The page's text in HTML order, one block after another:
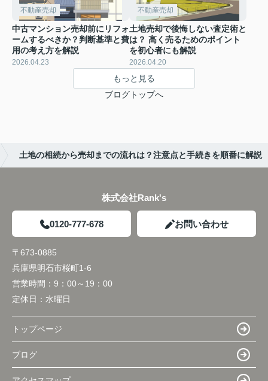
不動産売却
中古マンション売却前にリフォ
ームするべきか？判断基準と費
用の考え方を解説
2026.04.23
不動産売却
土地売却で後悔しない査定術と
は？ 高く売るためのポイント
を初心者にも解説
2026.04.20
もっと見る
ブログトップへ
土地の相続から売却までの流れは？注意点と手続きを順番に解説
株式会社Rank's
0120-777-678 お問い合わせ
〒673-0885
兵庫県明石市桜町1-6
営業時間： 9：00～19：00
定休日： 水曜日
トップページ
ブログ